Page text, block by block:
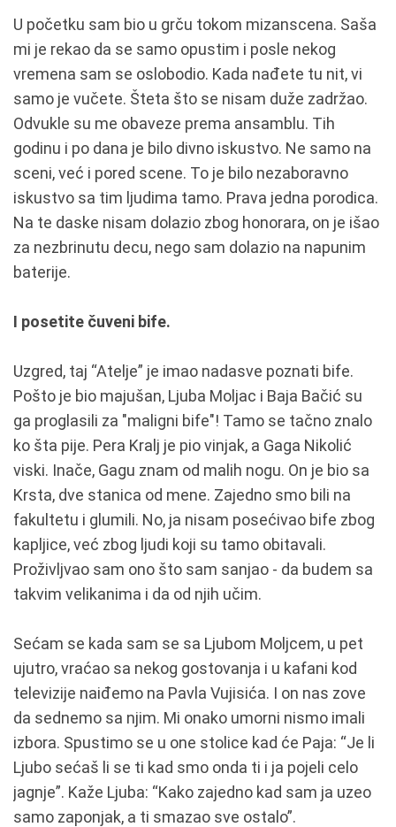
U početku sam bio u grču tokom mizanscena. Saša
mi je rekao da se samo opustim i posle nekog
vremena sam se oslobodio. Kada nađete tu nit, vi
samo je vučete. Šteta što se nisam duže zadržao.
Odvukle su me obaveze prema ansamblu. Tih
godinu i po dana je bilo divno iskustvo. Ne samo na
sceni, već i pored scene. To je bilo nezaboravno
iskustvo sa tim ljudima tamo. Prava jedna porodica.
Na te daske nisam dolazio zbog honorara, on je išao
za nezbrinutu decu, nego sam dolazio na napunim
baterije.
I posetite čuveni bife.
Uzgred, taj “Atelje” je imao nadasve poznati bife.
Pošto je bio majušan, Ljuba Moljac i Baja Bačić su
ga proglasili za "maligni bife"! Tamo se tačno znalo
ko šta pije. Pera Kralj je pio vinjak, a Gaga Nikolić
viski. Inače, Gagu znam od malih nogu. On je bio sa
Krsta, dve stanica od mene. Zajedno smo bili na
fakultetu i glumili. No, ja nisam posećivao bife zbog
kapljice, već zbog ljudi koji su tamo obitavali.
Proživljvao sam ono što sam sanjao - da budem sa
takvim velikanima i da od njih učim.
Sećam se kada sam se sa Ljubom Moljcem, u pet
ujutro, vraćao sa nekog gostovanja i u kafani kod
televizije naiđemo na Pavla Vujisića. I on nas zove
da sednemo sa njim. Mi onako umorni nismo imali
izbora. Spustimo se u one stolice kad će Paja: “Je li
Ljubo sećaš li se ti kad smo onda ti i ja pojeli celo
jagnje”. Kaže Ljuba: “Kako zajedno kad sam ja uzeo
samo zaponjak, a ti smazao sve ostalo”.